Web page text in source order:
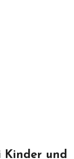
Kinder und